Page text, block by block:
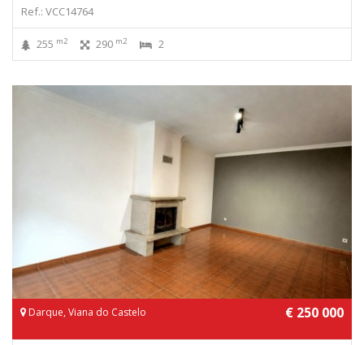
Ref.: VCC14764
255 m2 290 m2 2
Darque, Viana do Castelo € 250 000